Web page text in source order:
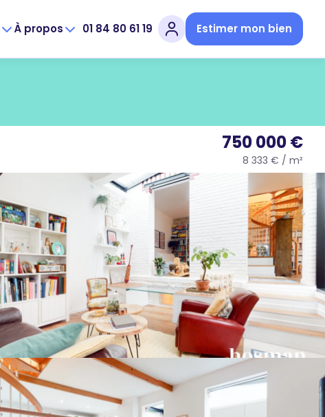
À propos 01 84 80 61 19 Estimer mon bien
750 000 €
8 333 € / m²